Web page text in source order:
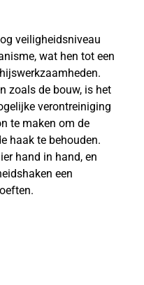
veiligheidsniveau
wat hen tot een
zoals de bouw, is het
verontreiniging
te maken om de
haak te behouden.
hand in hand, en
een